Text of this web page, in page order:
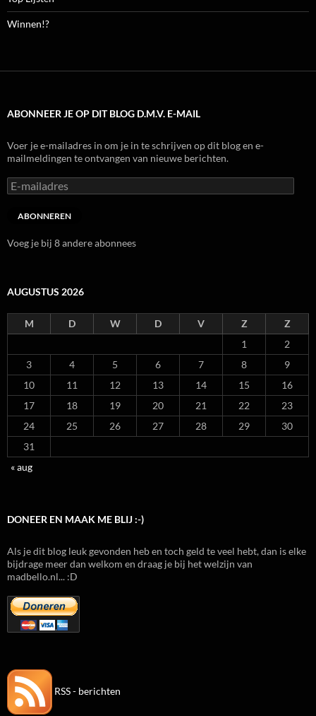
Winnen!?
ABONNEER JE OP DIT BLOG D.M.V. E-MAIL
Voer je e-mailadres in om je in te schrijven op dit blog en e-
mailmeldingen te ontvangen van nieuwe berichten.
E-
mailadres
ABONNEREN
Voeg je bij 8 andere abonnees
AUGUSTUS 2026
M D W D V Z
Z
1
2
3
4 5 6 7 8
9
10
11 12 13 14 15
16
17
18 19 20 21 22
23
24
25 26 27 28 29
30
31
« aug
DONEER EN MAAK ME BLIJ :-)
Als je dit blog leuk gevonden heb en toch geld te veel hebt, dan is elke
bijdrage meer dan welkom en draag je bij het welzijn van
madbello.nl... :D
RSS - berichten